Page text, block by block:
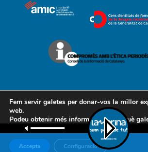
Contacte Avís legal Política de cookies
AMCL
Fem servir galetes per donar-vos la millor
web.
Podeu obtenir més informació sobre què
o desactivar-les a la
configuració.
Accepta Configuració